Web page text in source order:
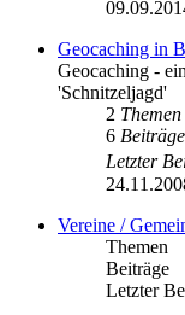
Geocaching in
Geocaching -
'Schnitzeljagd'
2 Themen
6 Beiträge
Letzter
Vereine /
Themen
Beiträge
Letzter